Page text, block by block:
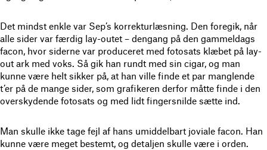
Det mindst enkle var Sep’s korrekturlæsning. Den foregik, når
alle sider var færdig lay-outet – dengang på den gammeldags
facon, hvor siderne var produceret med fotosats klæbet på lay-
out ark med voks. Så gik han rundt med sin cigar, og man
kunne være helt sikker på, at han ville finde et par manglende
t’er på de mange sider, som grafikeren derfor måtte finde i den
overskydende fotosats og med lidt fingersnilde sætte ind.
Man skulle ikke tage fejl af hans umiddelbart joviale facon. Han
kunne være meget bestemt, og detaljen skulle være i orden.